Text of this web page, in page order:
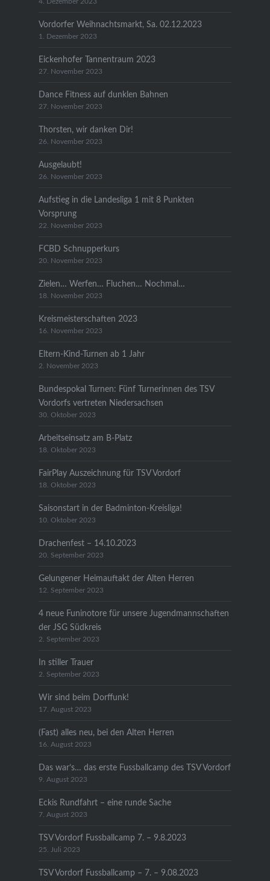
4. Dezember 2023
Vordorfer Weihnachtsmarkt, Sa. 02.12.2023
1. Dezember 2023
Eickenhofer Tannentraum 2023
27. November 2023
Dance Fitness auf dunklen Bahnen
27. November 2023
Thorsten, wir danken Dir!
26. November 2023
Ausgelaubt!
26. November 2023
Aufstieg in die Landesliga 1 mit 8 Punkten
Vorsprung
22. November 2023
FCBD Schnupperkurs
20. November 2023
Zielen… Werfen… Fluchen… Nochmal…
18. November 2023
Kreismeisterschaften 2023
16. November 2023
Eltern-Kind-Turnen ab 1 Jahr
2. November 2023
Bundespokal Turnen: Fünf Turnerinnen des TSV
Vordorfs vertreten Niedersachsen
30. Oktober 2023
Arbeitseinsatz am B-Platz
18. Oktober 2023
FairPlay Auszeichnung für TSV Vordorf
18. Oktober 2023
Saisonstart in der Badminton-Kreisliga!
10. Oktober 2023
Drachenfest – 14.10.2023
20. September 2023
Gelungener Heimauftakt der Alten Herren
12. September 2023
4 neue Funinotore für unsere Jugendmannschaften
der JSG Südkreis
2. September 2023
In stiller Trauer
2. September 2023
Wir sind beim Dorffunk!
17. August 2023
(Fast) alles neu, bei den Alten Herren
16. August 2023
Das war’s… das erste Fussballcamp des TSV Vordorf
9. August 2023
Eckis Rundfahrt – eine runde Sache
7. August 2023
TSV Vordorf Fussballcamp 7. – 9.8.2023
25. Juli 2023
TSV Vordorf Fussballcamp – 7. – 9.08.2023